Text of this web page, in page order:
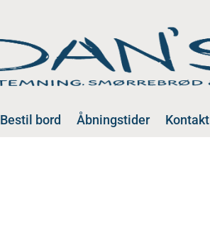
Bestil bord Åbningstider Kontakt